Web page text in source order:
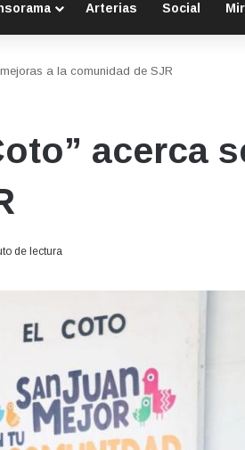
Arterias Social
a la comunidad de SJR
acerca
de lectura